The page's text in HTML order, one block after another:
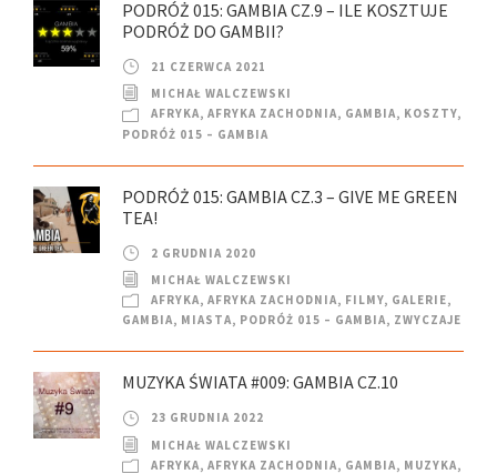
PODRÓŻ 015: GAMBIA CZ.9 – ILE KOSZTUJE
PODRÓŻ DO GAMBII?
21 CZERWCA 2021
MICHAŁ WALCZEWSKI
AFRYKA, AFRYKA ZACHODNIA, GAMBIA, KOSZTY,
PODRÓŻ 015 – GAMBIA
PODRÓŻ 015: GAMBIA CZ.3 – GIVE ME GREEN
TEA!
2 GRUDNIA 2020
MICHAŁ WALCZEWSKI
AFRYKA, AFRYKA ZACHODNIA, FILMY, GALERIE,
GAMBIA, MIASTA, PODRÓŻ 015 – GAMBIA, ZWYCZAJE
MUZYKA ŚWIATA #009: GAMBIA CZ.10
23 GRUDNIA 2022
MICHAŁ WALCZEWSKI
AFRYKA, AFRYKA ZACHODNIA, GAMBIA, MUZYKA,